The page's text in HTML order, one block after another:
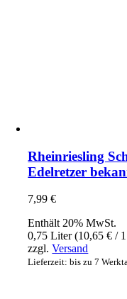
Rheinriesling
Edelretzer
7,99€
Enthält 20% MwSt.
0,75 Liter (10,65€ /
zzgl.Versand
Lieferzeit: bis zu 7